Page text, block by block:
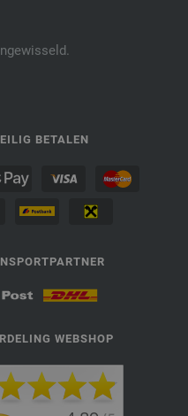
BETALEN
WEBSHOP